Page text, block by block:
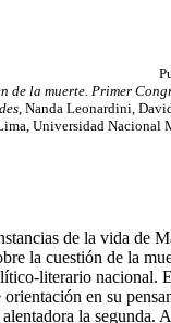
de la muerte. Primer
, Nanda Leonardini,
Universidad Nacional
de la vida de
la cuestión de la
literario nacional.
orientación en su
la segunda.